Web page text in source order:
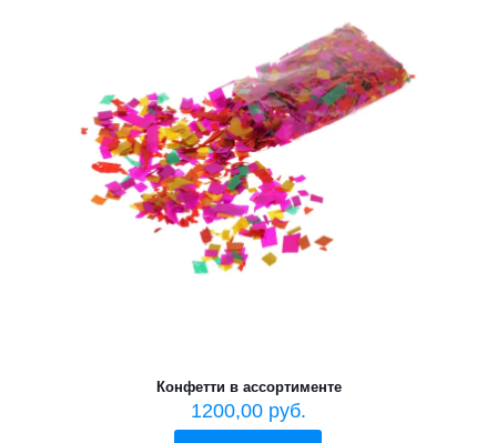
Конфетти в ассортименте
1200,00 руб.